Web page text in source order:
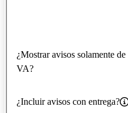
¿Mostrar avisos solamente de
VA?
¿Incluir avisos con entrega?